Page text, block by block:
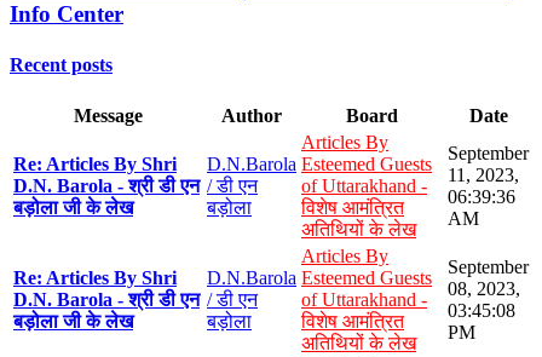
Info Center
Recent posts
Message Author Board Date
Re: Articles By Shri
D.N. Barola - श्री डी एन
बड़ोला जी के लेख
D.N.Barola
/ डी एन
बड़ोला
Articles By
Esteemed Guests
of Uttarakhand -
विशेष आमंत्रित
अतिथियों के लेख
September
11, 2023,
06:39:36
AM
Re: Articles By Shri
D.N. Barola - श्री डी एन
बड़ोला जी के लेख
D.N.Barola
/ डी एन
बड़ोला
Articles By
Esteemed Guests
of Uttarakhand -
विशेष आमंत्रित
अतिथियों के लेख
September
08, 2023,
03:45:08
PM